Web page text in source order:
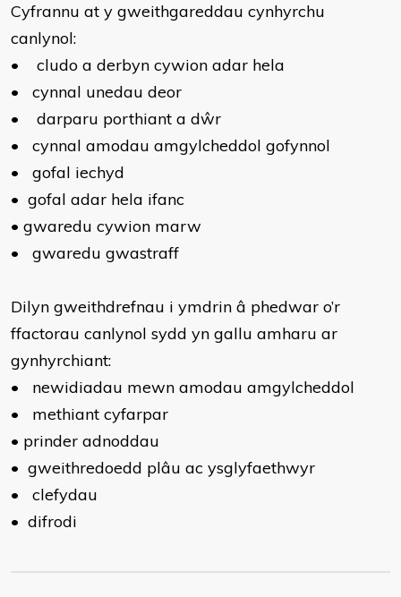
Cyfrannu at y gweithgareddau cynhyrchu
canlynol:
•
cludo a derbyn cywion adar hela
•
cynnal unedau deor
•
darparu porthiant a dŵr
•
cynnal amodau amgylcheddol gofynnol
•
gofal iechyd
• gofal adar hela ifanc
• gwaredu cywion marw
•
gwaredu gwastraff
Dilyn gweithdrefnau i ymdrin â phedwar o’r
ffactorau canlynol sydd yn gallu amharu ar
gynhyrchiant:
•
newidiadau mewn amodau amgylcheddol
•
methiant cyfarpar
• prinder adnoddau
• gweithredoedd plâu ac ysglyfaethwyr
•
clefydau
• difrodi